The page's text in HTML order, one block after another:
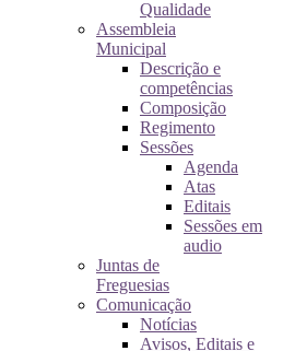
Qualidade
Assembleia
Municipal
Descrição e
competências
Composição
Regimento
Sessões
Agenda
Atas
Editais
Sessões em
audio
Juntas de
Freguesias
Comunicação
Notícias
Avisos, Editais e